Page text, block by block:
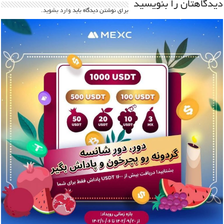
دیدگاهتان را بنویسید
برای نوشتن دیدگاه باید وارد بشوید.